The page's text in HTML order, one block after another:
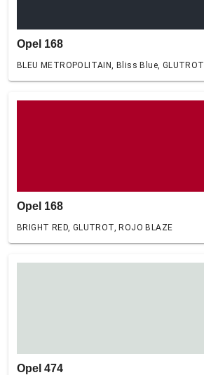
Opel 168
BLEU METROPOLITAIN, Bliss Blue, GLUTROT
Opel 168
BRIGHT RED, GLUTROT, ROJO BLAZE
Opel 474